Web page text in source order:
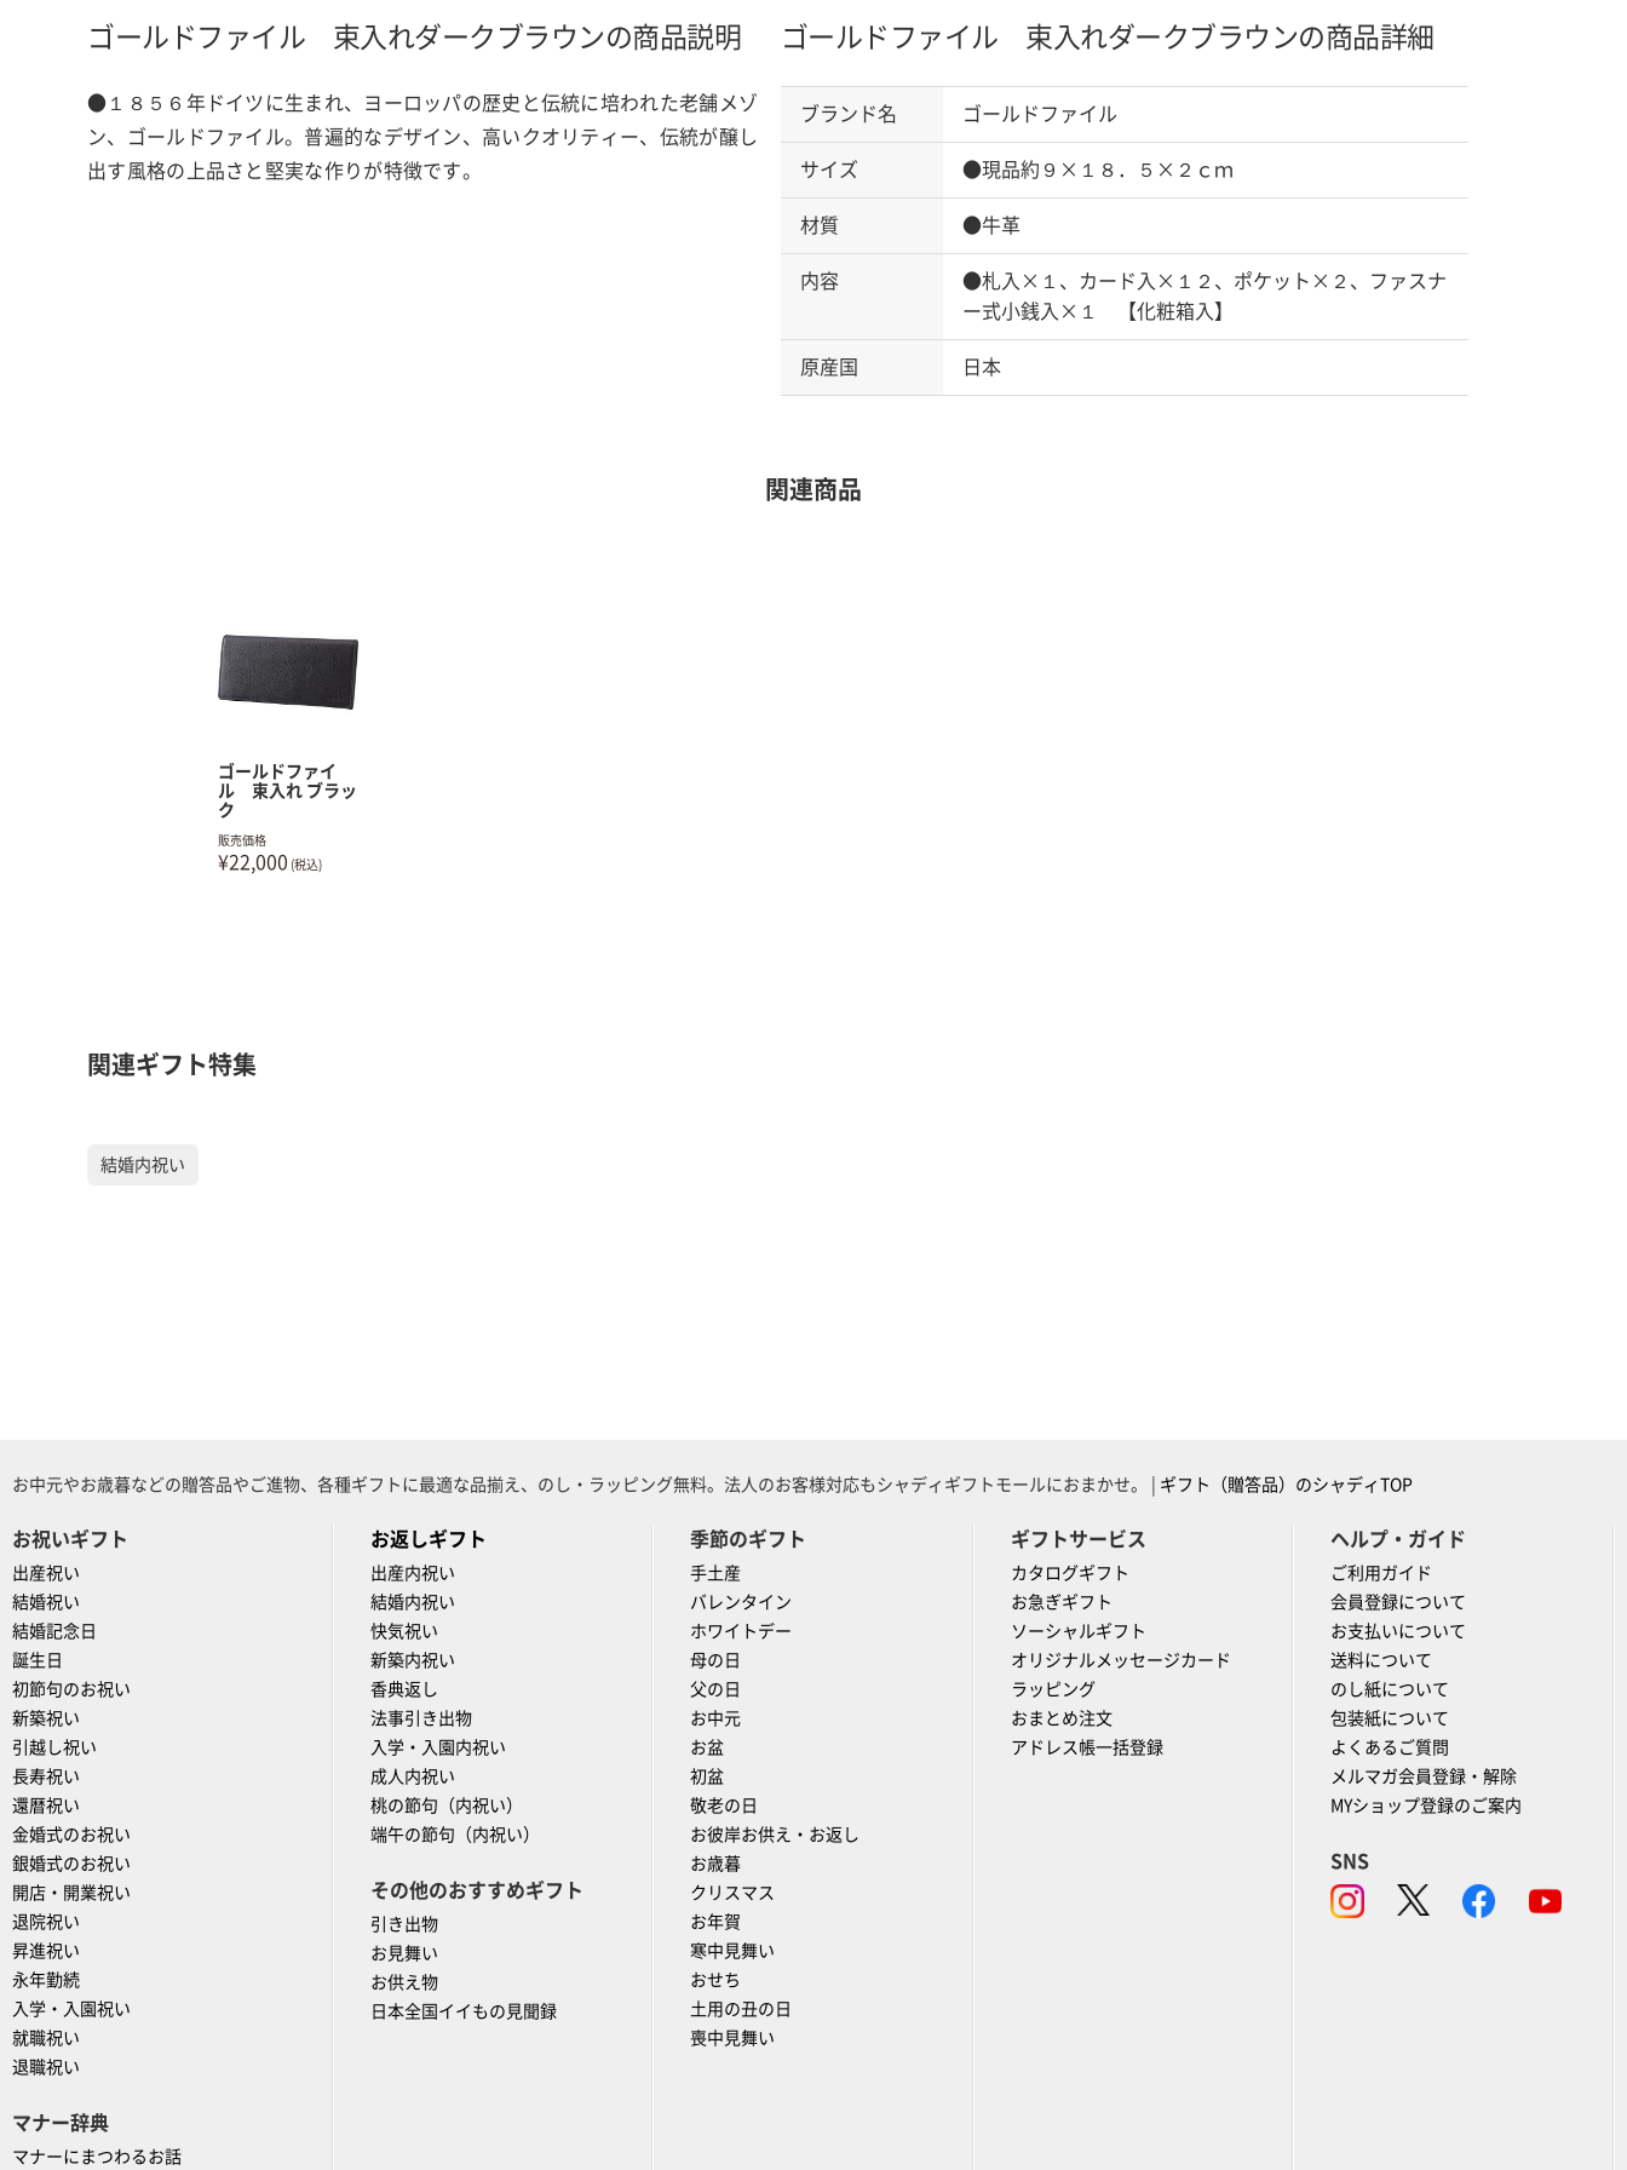
ゴールドファイル 束入れダークブラウンの商品説明
●１８５６年ドイツに生まれ、ヨーロッパの歴史と伝統に培われた老舗メゾ
ン、ゴールドファイル。普遍的なデザイン、高いクオリティー、伝統が醸し
出す風格の上品さと堅実な作りが特徴です。
ゴールドファイル 束入れダークブラウンの商品詳細
ブランド名 ゴールドファイル
サイズ ●現品約９×１８．５×２ｃｍ
材質 ●牛革
内容
●札入×１、カード入×１２、ポケット×２、ファスナ
ー式小銭入×１ 【化粧箱入】
原産国 日本
関連商品
ゴールドファイ
ル 束入れ ブラッ
ク
販売価格
¥22,000 (税込)
関連ギフト特集
結婚内祝い
お中元やお歳暮などの贈答品やご進物、各種ギフトに最適な品揃え、のし・ラッピング無料。法人のお客様対応もシャディギフトモールにおまかせ。 | ギフト（贈答品）のシャディTOP
お祝いギフト
出産祝い
結婚祝い
結婚記念日
誕生日
初節句のお祝い
新築祝い
引越し祝い
長寿祝い
還暦祝い
金婚式のお祝い
銀婚式のお祝い
開店・開業祝い
退院祝い
昇進祝い
永年勤続
入学・入園祝い
就職祝い
退職祝い
マナー辞典
マナーにまつわるお話
お返しギフト
出産内祝い
結婚内祝い
快気祝い
新築内祝い
香典返し
法事引き出物
入学・入園内祝い
成人内祝い
桃の節句（内祝い）
端午の節句（内祝い）
その他のおすすめギフト
引き出物
お見舞い
お供え物
日本全国イイもの見聞録
季節のギフト
手土産
バレンタイン
ホワイトデー
母の日
父の日
お中元
お盆
初盆
敬老の日
お彼岸お供え・お返し
お歳暮
クリスマス
お年賀
寒中見舞い
おせち
土用の丑の日
喪中見舞い
ギフトサービス
カタログギフト
お急ぎギフト
ソーシャルギフト
オリジナルメッセージカード
ラッピング
おまとめ注文
アドレス帳一括登録
ヘルプ・ガイド
ご利用ガイド
会員登録について
お支払いについて
送料について
のし紙について
包装紙について
よくあるご質問
メルマガ会員登録・解除
MYショップ登録のご案内
SNS